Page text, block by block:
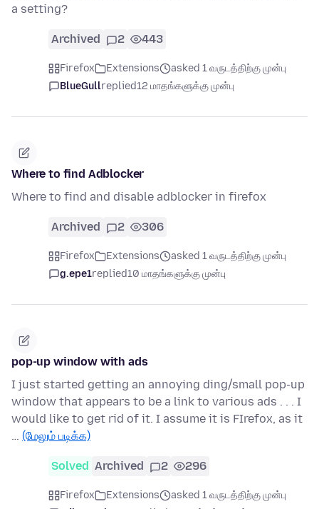
a setting?
Archived 2 443
Firefox Extensions
asked 1 வருடத்திற்கு முன்பு
BlueGullreplied12 மாதங்களுக்கு முன்பு
Where to find Adblocker
Where to find and disable adblocker in firefox
Archived 2 306
Firefox Extensions
asked 1 வருடத்திற்கு முன்பு
g.epe1replied10 மாதங்களுக்கு முன்பு
pop-up window with ads
I just started getting an annoying ding/small pop-up
window that appears to be a link to various ads . . . I
would like to get rid of it. I assume it is FIrefox, as it
… (மேலும் படிக்க)
Solved Archived 2 296
Firefox Extensions
asked 1 வருடத்திற்கு முன்பு